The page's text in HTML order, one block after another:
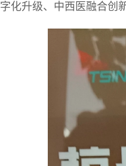
字化升级、中西医融合创